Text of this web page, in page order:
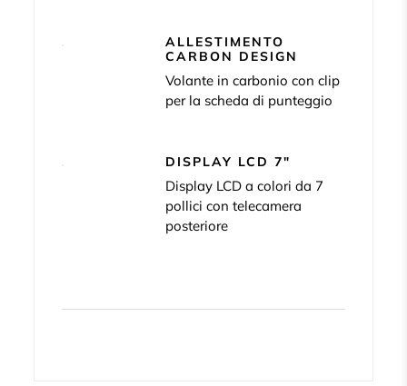
ALLESTIMENTO
CARBON DESIGN
Volante in carbonio con clip
per la scheda di punteggio
DISPLAY LCD 7"
Display LCD a colori da 7
pollici con telecamera
posteriore